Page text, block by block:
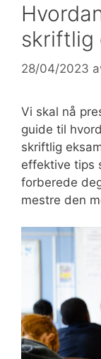
skriftlig
28/04/2023
Vi skal nå
guide til
skriftlig
effektive tips
forberede
mestre den